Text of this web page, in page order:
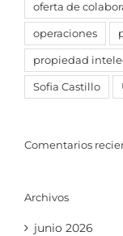
oferta de
operaciones
propiedad
Sofia Castillo
Comentarios
Archivos
junio 2026